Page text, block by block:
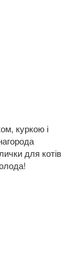
куркою і
для котів